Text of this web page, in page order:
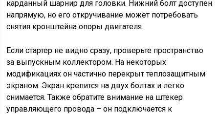
карданный шарнир для головки. Нижний болт доступен
напрямую, но его откручивание может потребовать
снятия кронштейна опоры двигателя.
Если стартер не видно сразу, проверьте пространство
за выпускным коллектором. На некоторых
модификациях он частично перекрыт теплозащитным
экраном. Экран крепится на двух болтах и легко
снимается. Также обратите внимание на штекер
управляющего провода – он подключается к